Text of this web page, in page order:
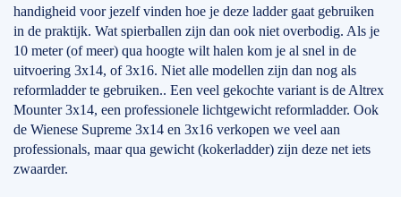
handigheid voor jezelf vinden hoe je deze ladder gaat gebruiken
in de praktijk. Wat spierballen zijn dan ook niet overbodig. Als je
10 meter (of meer) qua hoogte wilt halen kom je al snel in de
uitvoering 3x14, of 3x16. Niet alle modellen zijn dan nog als
reformladder te gebruiken.. Een veel gekochte variant is de Altrex
Mounter 3x14, een professionele lichtgewicht reformladder. Ook
de Wienese Supreme 3x14 en 3x16 verkopen we veel aan
professionals, maar qua gewicht (kokerladder) zijn deze net iets
zwaarder.